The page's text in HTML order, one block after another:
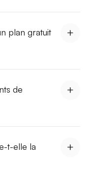
plan gratuit
de
t-elle la